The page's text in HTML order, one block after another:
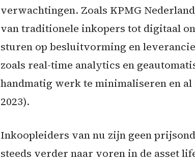
verwachtingen. Zoals KPMG
van traditionele inkopers tot digitaal
sturen op besluitvorming en
zoals real-time analytics en
handmatig werk te minimaliseren en
2023).
Inkoopleiders van nu zijn geen
steeds verder naar voren in de asset